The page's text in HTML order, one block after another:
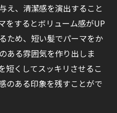
え、清潔感を演出すること
をするとボリューム感がUP
ため、短い髪でパーマをか
ある雰囲気を作り出しま
短くしてスッキリさせるこ
のある印象を残すことがで